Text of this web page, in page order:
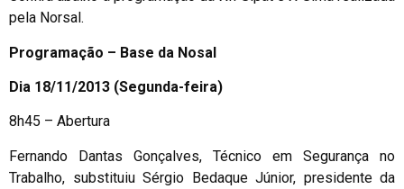
pela Norsal.
Programação – Base da Nosal
Dia 18/11/2013 (Segunda-feira)
8h45 – Abertura
Fernando Dantas Gonçalves, Técnico em Segurança no
Trabalho, substituiu Sérgio Bedaque Júnior, presidente da